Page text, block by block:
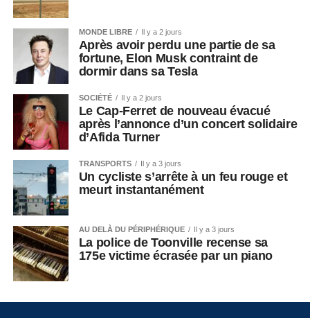
MONDE LIBRE Il y a 2 jours
Après avoir perdu une partie de sa
fortune, Elon Musk contraint de
dormir dans sa Tesla
SOCIÉTÉ Il y a 2 jours
Le Cap-Ferret de nouveau évacué
après l’annonce d’un concert solidaire
d’Afida Turner
TRANSPORTS Il y a 3 jours
Un cycliste s’arrête à un feu rouge et
meurt instantanément
AU DELÀ DU PÉRIPHÉRIQUE Il y a 3 jours
La police de Toonville recense sa
175e victime écrasée par un piano